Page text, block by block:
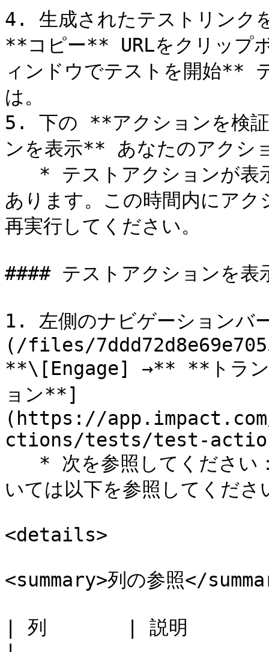
4. 生成されたテストリンク
**コピー** URLをクリップ
ィンドウでテストを開始**
は。
5. 下の **アクションを検
ンを表示** あなたのアクシ
あります。この時間内にア
再実行してください。
#### テストアクションを表
1. 左側のナビゲーション
(/files/
**\[Engage] →** **トラン
ョン**]
(https://
ctions/tests/test-
いては以下を参照してくださ
<details>
<summary>列の参照</
| 列       | 説明